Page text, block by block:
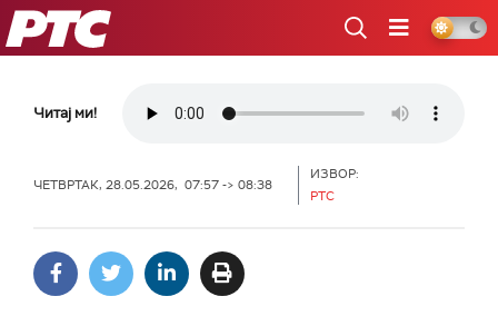
РТС
Читај ми!
ЧЕТВРТАК, 28.05.2026, 07:57 -> 08:38
ИЗВОР:
РТС